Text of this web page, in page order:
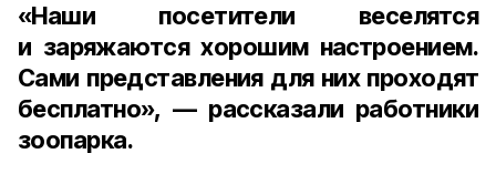
«Наши посетители веселятся
и заряжаются хорошим настроением.
Сами представления для них проходят
бесплатно», — рассказали работники
зоопарка.